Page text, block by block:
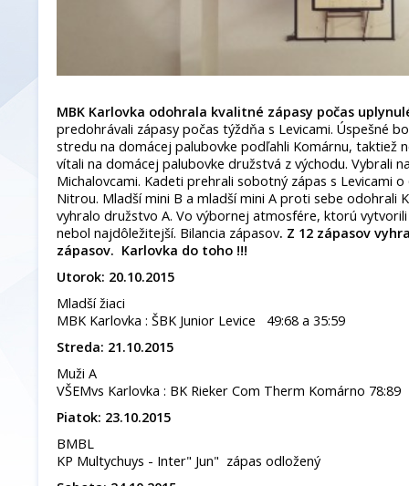
MBK Karlovka odohrala kvalitné zápasy počas
predohrávali zápasy počas týždňa s Levicami. Úspešné
stredu na domácej palubovke podľahli Komárnu, taktiež
vítali na domácej palubovke družstvá z východu. Vybrali
Michalovcami. Kadeti prehrali sobotný zápas s Levicami
Nitrou. Mladší mini B a mladší mini A proti sebe odohrali
vyhralo družstvo A. Vo výbornej atmosfére, ktorú
nebol najdôležitejší. Bilancia zápasov. Z 12 zápasov
zápasov. Karlovka do toho !!!
Utorok: 20.10.2015
Mladší žiaci
MBK Karlovka : ŠBK Junior Levice 49:68 a 35:59
Streda: 21.10.2015
Muži A
VŠEMvs Karlovka : BK Rieker Com Therm Komárno 78:89
Piatok: 23.10.2015
BMBL
KP Multychuys - Inter" Jun" zápas odložený